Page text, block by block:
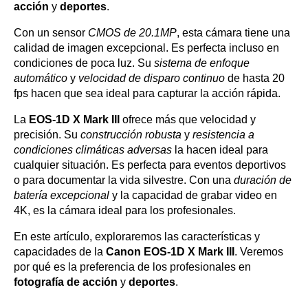
acción y deportes.
Con un sensor CMOS de 20.1MP, esta cámara tiene una
calidad de imagen excepcional. Es perfecta incluso en
condiciones de poca luz. Su sistema de enfoque
automático y velocidad de disparo continuo de hasta 20
fps hacen que sea ideal para capturar la acción rápida.
La EOS-1D X Mark III
ofrece más que velocidad y
precisión. Su construcción robusta y resistencia a
condiciones climáticas adversas la hacen ideal para
cualquier situación. Es perfecta para eventos deportivos
o para documentar la vida silvestre. Con una duración de
batería excepcional y la capacidad de grabar video en
4K, es la cámara ideal para los profesionales.
En este artículo, exploraremos las características y
capacidades de la Canon EOS-1D X Mark III . Veremos
por qué es la preferencia de los profesionales en
fotografía de acción y deportes.